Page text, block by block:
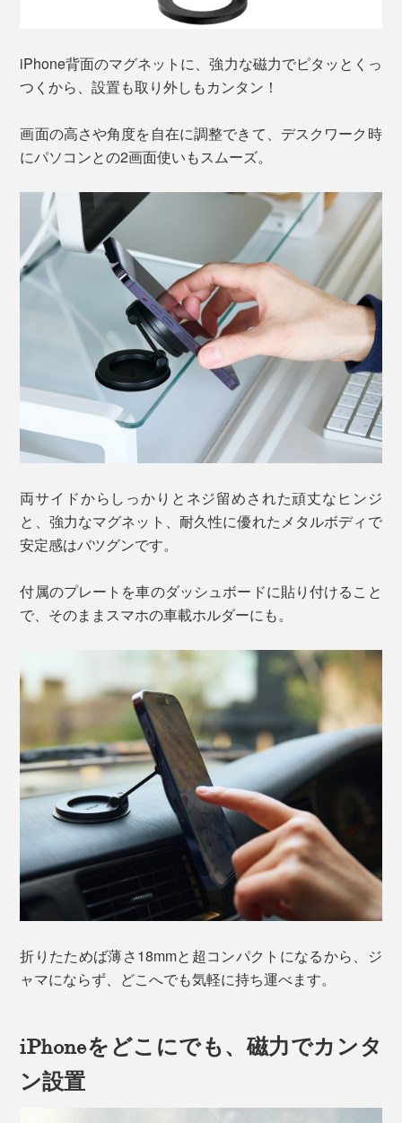
iPhone背面のマグネットに、強力な磁力でピタッとくっ
つくから、設置も取り外しもカンタン！
画面の高さや角度を自在に調整できて、デスクワーク時
にパソコンとの2画面使いもスムーズ。
両サイドからしっかりとネジ留めされた頑丈なヒンジ
と、強力なマグネット、耐久性に優れたメタルボディで
安定感はバツグンです。
付属のプレートを車のダッシュボードに貼り付けること
で、そのままスマホの車載ホルダーにも。
折りたためば薄さ18mmと超コンパクトになるから、ジ
ャマにならず、どこへでも気軽に持ち運べます。
iPhoneをどこにでも、磁力でカンタ
ン設置